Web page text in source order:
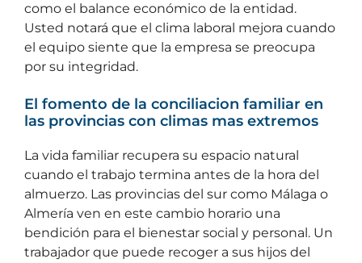
como el balance económico de la entidad.
Usted notará que el clima laboral mejora cuando
el equipo siente que la empresa se preocupa
por su integridad.
El fomento de la conciliacion familiar en
las provincias con climas mas extremos
La vida familiar recupera su espacio natural
cuando el trabajo termina antes de la hora del
almuerzo. Las provincias del sur como Málaga o
Almería ven en este cambio horario una
bendición para el bienestar social y personal. Un
trabajador que puede recoger a sus hijos del